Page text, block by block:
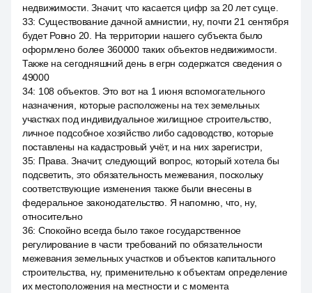
недвижимости. Значит, что касается цифр за 20 лет суще.
33: Существование дачной амнистии, ну, почти 21 сентября
будет Ровно 20. На территории нашего субъекта было
оформлено более 360000 таких объектов недвижимости.
Также на сегодняшний день в егрн содержатся сведения о
49000
34: 108 объектов. Это вот на 1 июня вспомогательного
назначения, которые расположены на тех земельных
участках под индивидуальное жилищное строительство,
личное подсобное хозяйство либо садоводство, которые
поставлены на кадастровый учёт, и на них зарегистри,
35: Права. Значит, следующий вопрос, который хотела бы
подсветить, это обязательность межевания, поскольку
соответствующие изменения также были внесены в
федеральное законодательство. Я напомню, что, ну,
относительно
36: Спокойно всегда было такое государственное
регулирование в части требований по обязательности
межевания земельных участков и объектов капитального
строительства, ну, применительно к объектам определение
их местоположения на местности и с момента